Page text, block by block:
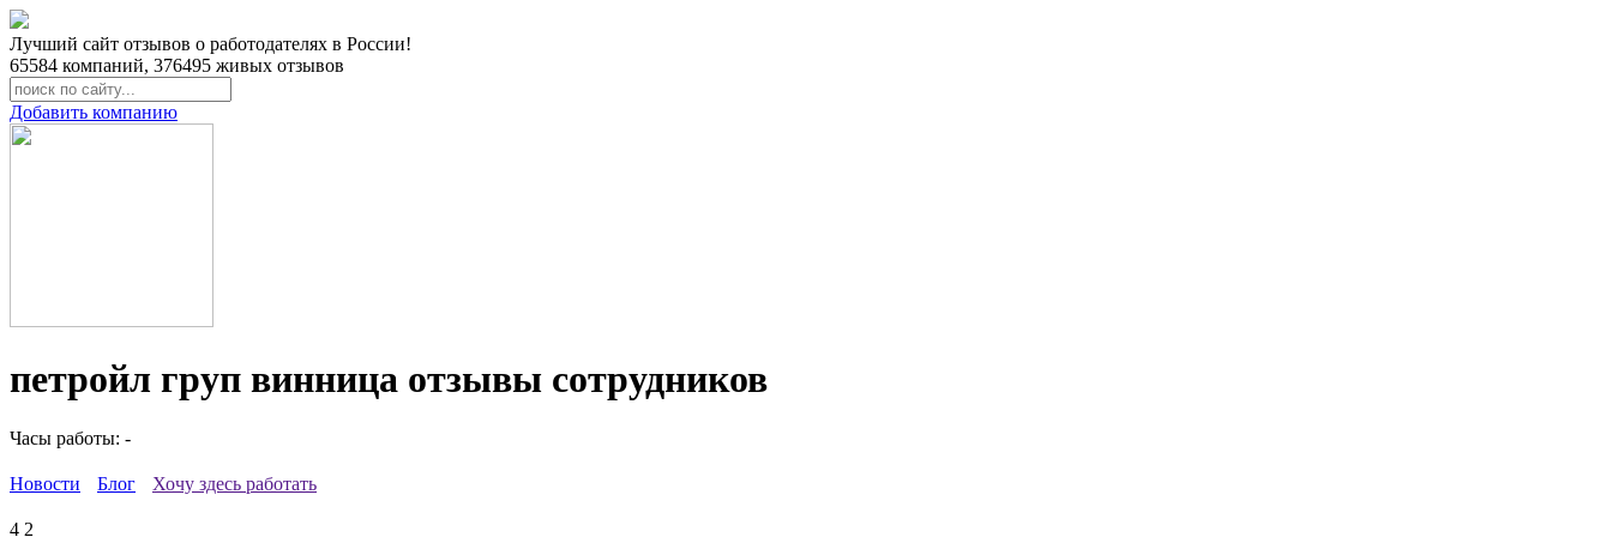
Лучший сайт отзывов о работодателях в России!
65584 компаний, 376495 живых отзывов
Добавить компанию
петройл груп винница отзывы сотрудников
Часы работы: -
Новости Блог Хочу здесь работать
4 2